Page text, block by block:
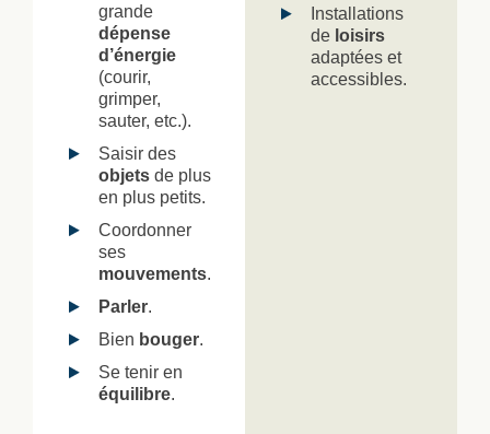
grande
dépense
d’énergie
(courir,
grimper,
sauter, etc.).
Saisir des
objets de plus
en plus petits.
Coordonner
ses
mouvements.
Parler.
Bien bouger.
Se tenir en
équilibre.
Installations
de loisirs
adaptées et
accessibles.